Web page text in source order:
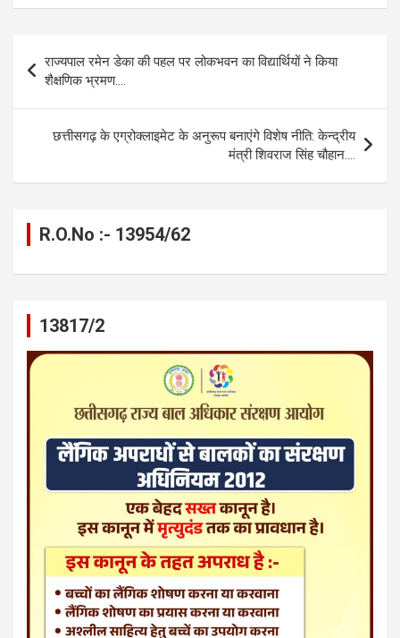
ce
o
o
k
se
n
g
er
at
s
A
p
p
e
gr
a
m
ail py
Li
n
k
ar
e
navigation
राज्यपाल रमेन डेका की पहल पर लोकभवन का विद्यार्थियों ने किया
शैक्षणिक भ्रमण….
छत्तीसगढ़ के एग्रोक्लाइमेट के अनुरूप बनाएंगे विशेष नीति: केन्द्रीय
मंत्री शिवराज सिंह चौहान….
R.O.No :- 13954/62
13817/2